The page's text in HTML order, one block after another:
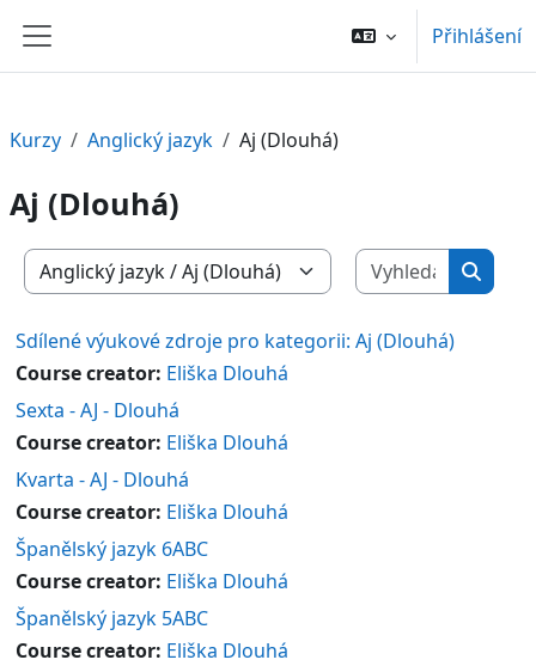
Boční panel
Přihlášení
Kurzy Anglický jazyk Aj (Dlouhá)
Aj (Dlouhá)
Kategorie kurzů
Sdílené výukové zdroje pro kategorii: Aj (Dlouhá)
Course creator: Eliška Dlouhá
Sexta - AJ - Dlouhá
Course creator: Eliška Dlouhá
Kvarta - AJ - Dlouhá
Course creator: Eliška Dlouhá
Španělský jazyk 6ABC
Course creator: Eliška Dlouhá
Španělský jazyk 5ABC
Course creator: Eliška Dlouhá